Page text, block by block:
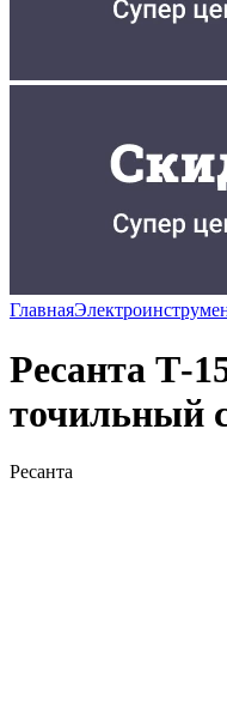
Главная
Ресанта Т-
точильный
Ресанта